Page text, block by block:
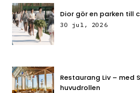
Dior gör en parken till
30 jul, 2026
Restaurang Liv – med
huvudrollen